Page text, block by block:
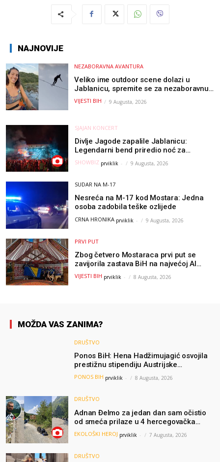
NAJNOVIJE
NEZABORAVNA AVANTURA
Veliko ime outdoor scene dolazi u
Jablanicu, spremite se za nezaboravnu
avanturu (VIDEO) !
VIJESTI BIH 9 Augusta, 2026
SJAJAN KONCERT
Divlje Jagode zapalile Jablanicu:
Legendarni bend priredio noć za
pamćenje
SHOWBIZ prviklik - 9 Augusta, 2026
SUDAR NA M-17
Nesreća na M-17 kod Mostara: Jedna
osoba zadobila teške ozlijede
CRNA HRONIKA prviklik - 9 Augusta, 2026
PRVI PUT
Zbog četvero Mostaraca prvi put se
zavijorila zastava BiH na najvećoj AI
olimpijadi, a sada je njihov mentor
postao član komiteta Međunarodne
VIJESTI BIH prviklik - 8 Augusta, 2026
MOŽDA VAS ZANIMA?
DRUŠTVO
Ponos BiH: Hena Hadžimujagić osvojila
prestižnu stipendiju Austrijske
akademije nauka, njeno istraživanje
moglo bi pomoći djeci širom svijeta
PONOS BIH prviklik - 8 Augusta, 2026
DRUŠTVO
Adnan Đelmo za jedan dan sam očistio
od smeća prilaze u 4 hercegovačka
grada: “Danas nisam čistio samo smeće,
čistio sam sliku o nama”
EKOLOŠKI HEROJ prviklik - 7 Augusta, 2026
DRUŠTVO